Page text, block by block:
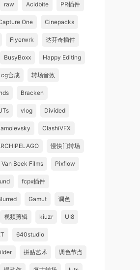
raw Acidbite PR插件
One Cinepacks
Flyerwrk 达芬奇插件
BusyBoxx Happy Editing
cg合成 转场音效
Bracken
vlog Divided
ClashiVFX
慢快门转场
Van Beek Films Pixflow
fcpx插件
Gamut 调色
视频剪辑 kiuzr UI8
640studio
拼贴艺术 调色节点